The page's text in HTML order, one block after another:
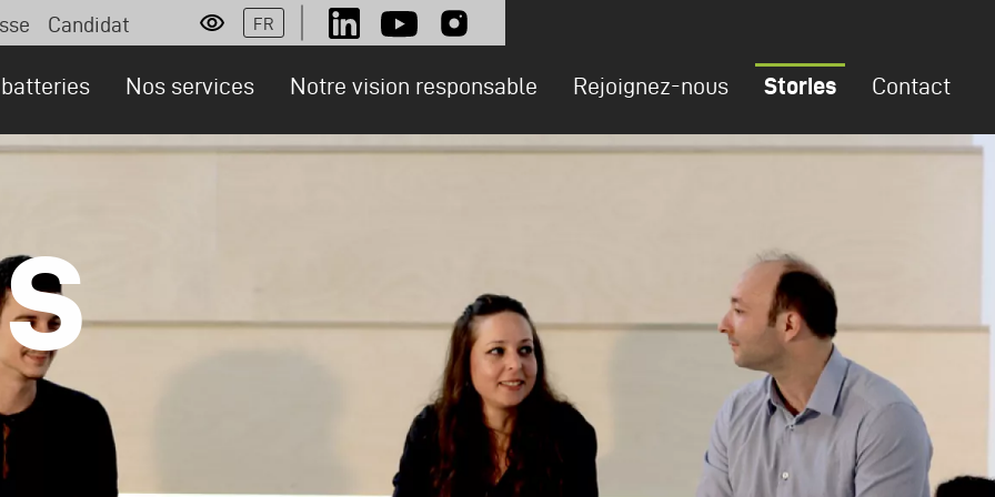
Candidat FR
Social
Nos services Notre vision responsable Rejoignez-nous Stories Contact